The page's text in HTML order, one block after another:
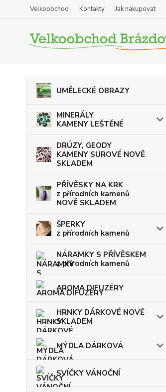
Velkoobchod Kontakty Jak nakupovat
UMĚLECKÉ OBRAZY
MINERÁLY
KAMENY LEŠTĚNÉ
DRÚZY, GEODY
KAMENY SUROVÉ NOVĚ
SKLADEM
PŘÍVĚSKY NA KRK
z přírodních kamenů
NOVĚ SKLADEM
ŠPERKY
z přírodních kamenů
NÁRAMKY S PŘÍVĚSKEM
z přírodních kamenů
AROMA DIFUZÉRY
HRNKY DÁRKOVÉ NOVĚ
SKLADEM
MÝDLA DÁRKOVÁ
SVÍČKY VÁNOČNÍ